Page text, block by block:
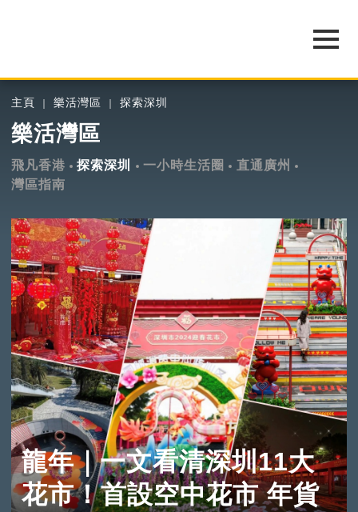
主頁 樂活灣區 探索深圳
樂活灣區
飛凡香港 探索深圳 一小時生活圈
直通廣州
灣區指南
龍年｜一文看清深圳11大
花市！首設空中花市 年貨